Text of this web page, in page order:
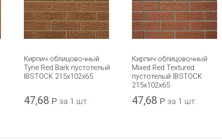
Кирпич облицовочный
Tyne Red Bark пустотелый
IBSTOCK 215x102x65
47,68 Р за 1 шт.
Кирпич облицовочный
Mixed Red Textured
пустотелый IBSTOCK
215x102x65
47,68 Р за 1 шт.